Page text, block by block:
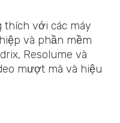
thích với các máy
và phần mềm
Resolume và
mượt mà và hiệu